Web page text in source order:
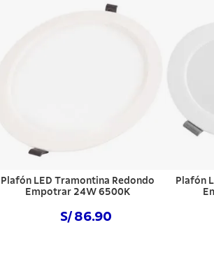
Plafón LED Tramontina Redondo
Empotrar 24W 6500K
S/ 86.90
Plafón